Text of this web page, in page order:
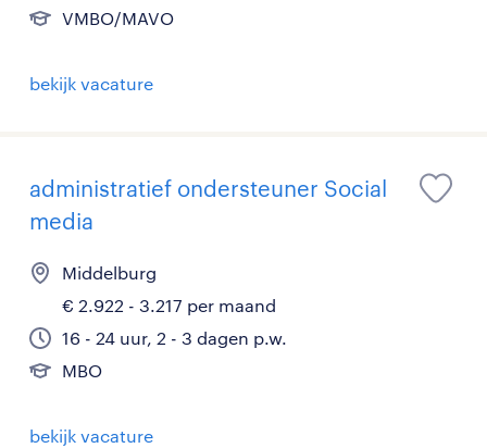
VMBO/MAVO
bekijk vacature
administratief ondersteuner Social
media
Middelburg
€ 2.922 - 3.217 per maand
16 - 24 uur, 2 - 3 dagen p.w.
MBO
bekijk vacature